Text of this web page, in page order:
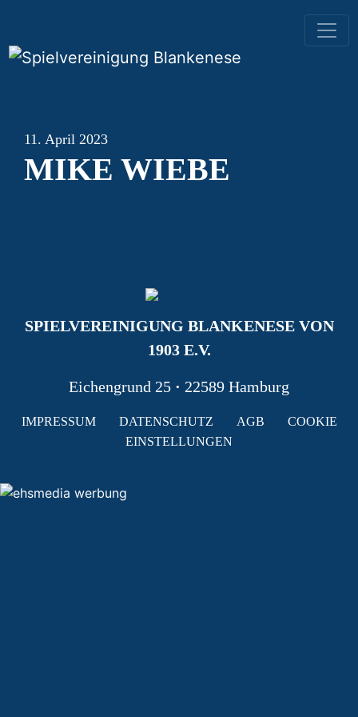
HAUPTNAVIGATION
11. April 2023
MIKE WIEBE
SPIELVEREINIGUNG BLANKENESE VON
1903 E.V.
Eichengrund 25 · 22589 Hamburg
IMPRESSUM DATENSCHUTZ AGB
COOKIE
EINSTELLUNGEN